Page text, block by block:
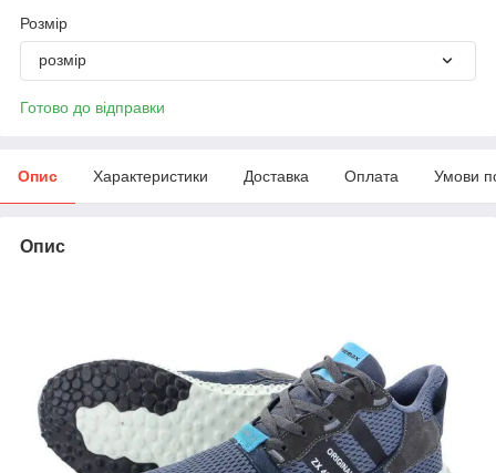
Розмір
розмір
Готово до відправки
Опис Характеристики Доставка Оплата Умови
Опис